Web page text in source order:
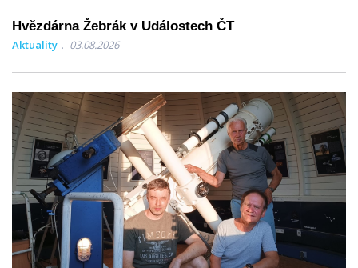
Hvězdárna Žebrák v Událostech ČT
Aktuality 03.08.2026